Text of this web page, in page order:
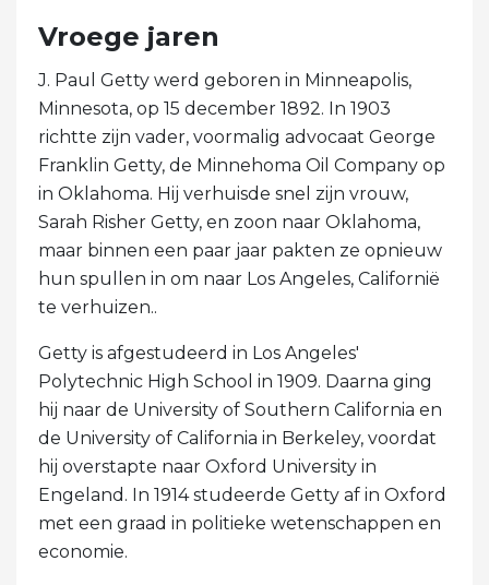
Vroege jaren
J. Paul Getty werd geboren in Minneapolis,
Minnesota, op 15 december 1892. In 1903
richtte zijn vader, voormalig advocaat George
Franklin Getty, de Minnehoma Oil Company op
in Oklahoma. Hij verhuisde snel zijn vrouw,
Sarah Risher Getty, en zoon naar Oklahoma,
maar binnen een paar jaar pakten ze opnieuw
hun spullen in om naar Los Angeles, Californië
te verhuizen..
Getty is afgestudeerd in Los Angeles'
Polytechnic High School in 1909. Daarna ging
hij naar de University of Southern California en
de University of California in Berkeley, voordat
hij overstapte naar Oxford University in
Engeland. In 1914 studeerde Getty af in Oxford
met een graad in politieke wetenschappen en
economie.